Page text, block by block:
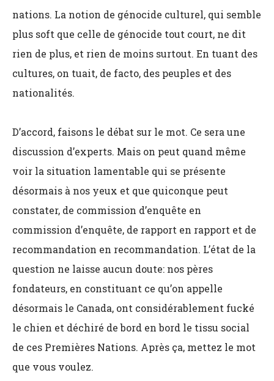
nations. La notion de génocide culturel, qui semble
plus soft que celle de génocide tout court, ne dit
rien de plus, et rien de moins surtout. En tuant des
cultures, on tuait, de facto, des peuples et des
nationalités.
D’accord, faisons le débat sur le mot. Ce sera une
discussion d’experts. Mais on peut quand même
voir la situation lamentable qui se présente
désormais à nos yeux et que quiconque peut
constater, de commission d’enquête en
commission d’enquête, de rapport en rapport et de
recommandation en recommandation. L’état de la
question ne laisse aucun doute: nos pères
fondateurs, en constituant ce qu’on appelle
désormais le Canada, ont considérablement fucké
le chien et déchiré de bord en bord le tissu social
de ces Premières Nations. Après ça, mettez le mot
que vous voulez.